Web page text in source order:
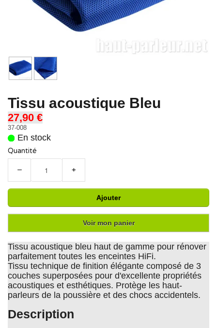
Tissu acoustique Bleu
27,90 €
37-008
En stock
Quantité
− +
Ajouter
Voir mon panier
Tissu acoustique bleu haut de gamme pour rénover
parfaitement toutes les enceintes HiFi.
Tissu technique de finition élégante composé de 3
couches superposées pour d'excellente propriétés
acoustiques et esthétiques. Protège les haut-
parleurs de la poussière et des chocs accidentels.
Description